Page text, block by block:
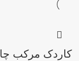
کاردک مرکب